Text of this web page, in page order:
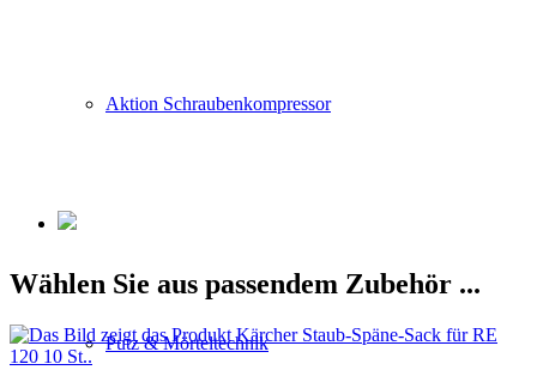
Aktion Schraubenkompressor
Putz & Mörteltechnik
Wählen Sie aus passendem Zubehör ...